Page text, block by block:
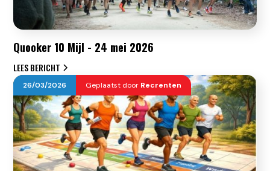
Quooker 10 Mijl - 24 mei 2026
LEES BERICHT
26/03/2026 Geplaatst door Recrenten